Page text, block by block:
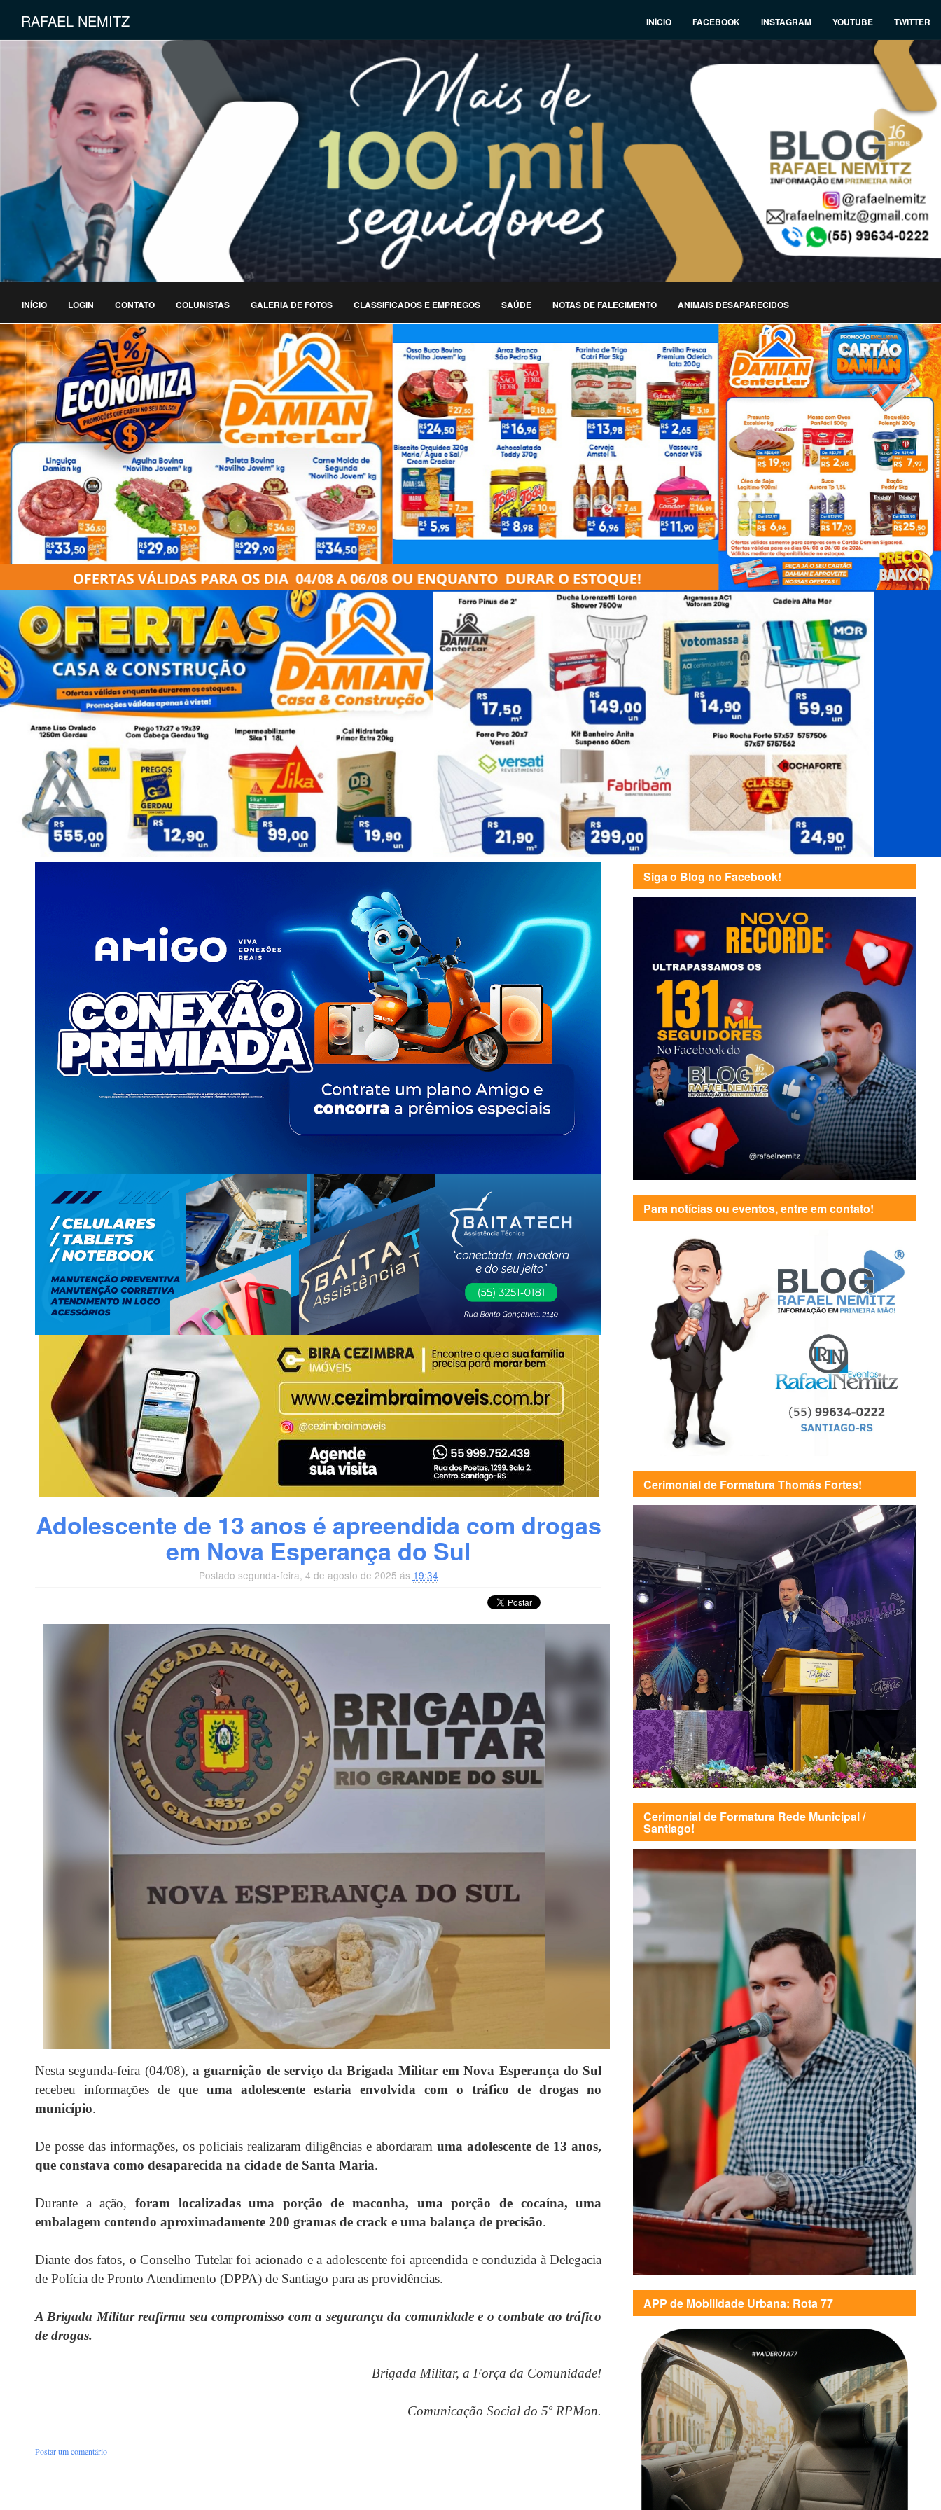
RAFAEL NEMITZ INÍCIO FACEBOOK INSTAGRAM YOUTUBE TWITTER
INÍCIO LOGIN CONTATO COLUNISTAS GALERIA DE FOTOS CLASSIFICADOS E EMPREGOS SAÚDE NOTAS DE FALECIMENTO ANIMAIS DESAPARECIDOS
Adolescente de 13 anos é apreendida com drogas
em Nova Esperança do Sul
Postado segunda-feira, 4 de agosto de 2025 ás 19:34
Nesta segunda-feira (04/08), a guarnição de serviço da Brigada Militar em Nova Esperança do Sul
recebeu informações de queuma adolescente estaria envolvida com o tráfico de drogas no
município.
De posse das informações, os policiais realizaram diligências e abordaramuma adolescente de 13 anos,
que constava como desaparecida na cidade de Santa Maria.
Durante a ação, foram localizadas uma porção de maconha, uma porção de cocaína, uma
embalagem contendo aproximadamente 200 gramas de crack e uma balança de precisão.
Diante dos fatos, o Conselho Tutelar foi acionado e a adolescente foi apreendida e conduzida à Delegacia
de Polícia de Pronto Atendimento (DPPA) de Santiago para as providências.
A Brigada Militar reafirma seu compromisso com a segurança da comunidade e o combate ao tráfico
de drogas.
Brigada Militar, a Força da Comunidade!
Comunicação Social do 5º RPMon.
Postar um comentário
Siga o Blog no Facebook!
Para notícias ou eventos, entre em contato!
Cerimonial de Formatura Thomás Fortes!
Cerimonial de Formatura Rede Municipal /
Santiago!
APP de Mobilidade Urbana: Rota 77